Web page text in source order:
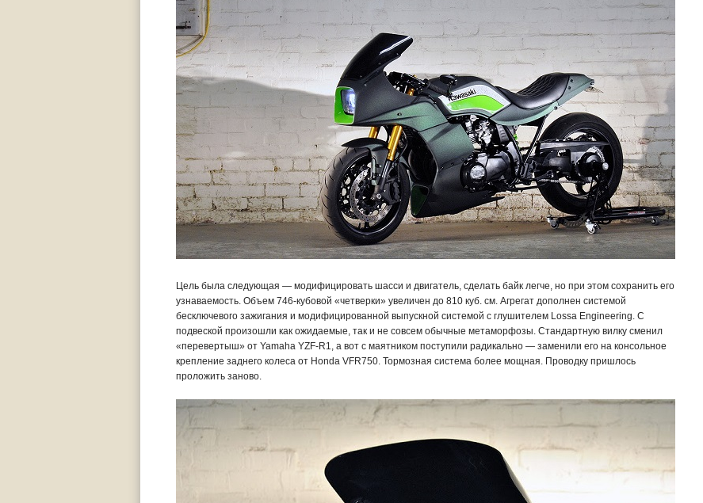
Цель была следующая — модифицировать шасси и двигатель, сделать байк легче, но при этом сохранить его
узнаваемость. Объем 746-кубовой «четверки» увеличен до 810 куб. см. Агрегат дополнен системой
бесключевого зажигания и модифицированной выпускной системой с глушителем Lossa Engineering. С
подвеской произошли как ожидаемые, так и не совсем обычные метаморфозы. Стандартную вилку сменил
«перевертыш» от Yamaha YZF-R1, а вот с маятником поступили радикально — заменили его на консольное
крепление заднего колеса от Honda VFR750. Тормозная система более мощная. Проводку пришлось
проложить заново.